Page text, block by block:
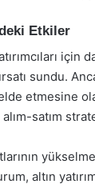
Etkiler
için
sundu.
etmesine
satım
altın